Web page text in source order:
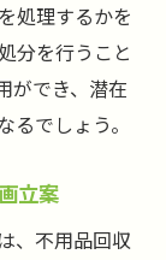
処理するかを
分を行うこと
ができ、潜在
でしょう。
立案
、不用品回収